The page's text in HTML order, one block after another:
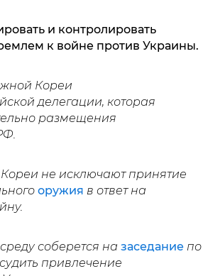
и контролировать
к войне против Украины.
Кореи
делегации, которая
размещения
Кореи не исключают принятие
оружия в ответ на
соберется на заседаниепо
привлечение